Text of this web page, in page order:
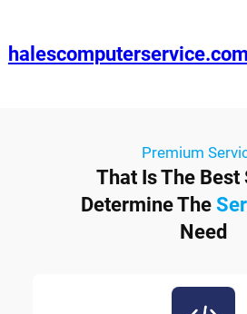
halescomputerservice.com
Premium
That Is The Best
Determine The
Need